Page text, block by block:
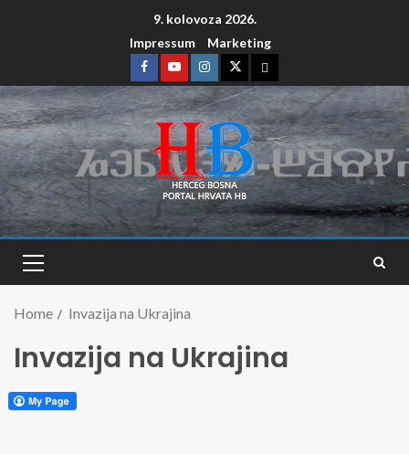
9. kolovoza 2026.
Impressum
Marketing
Home Invazija na Ukrajina
Invazija na Ukrajina